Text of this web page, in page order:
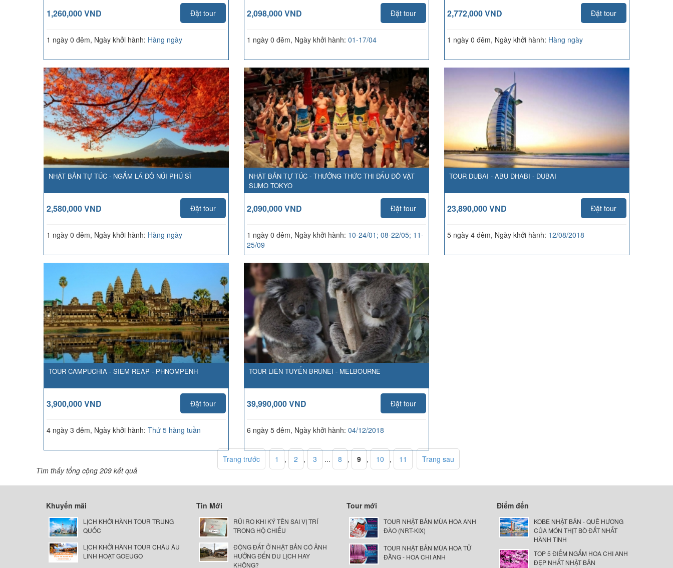
1,260,000 VND Đặt tour
1 ngày 0 đêm, Ngày khởi hành: Hàng ngày
2,098,000 VND Đặt tour
1 ngày 0 đêm, Ngày khởi hành: 01-17/04
2,772,000 VND Đặt tour
1 ngày 0 đêm, Ngày khởi hành: Hàng ngày
NHẬT BẢN TỰ TÚC - NGẮM LÁ ĐỎ NÚI PHÚ SĨ
2,580,000 VND Đặt tour
1 ngày 0 đêm, Ngày khởi hành: Hàng ngày
NHẬT BẢN TỰ TÚC - THƯỞNG THỨC THI ĐẤU ĐÔ VẬT
SUMO TOKYO
2,090,000 VND Đặt tour
1 ngày 0 đêm, Ngày khởi hành: 10-24/01; 08-22/05; 11-
25/09
TOUR DUBAI - ABU DHABI - DUBAI
23,890,000 VND Đặt tour
5 ngày 4 đêm, Ngày khởi hành: 12/08/2018
TOUR CAMPUCHIA - SIEM REAP - PHNOMPENH
3,900,000 VND Đặt tour
4 ngày 3 đêm, Ngày khởi hành: Thứ 5 hàng tuần
TOUR LIÊN TUYẾN BRUNEI - MELBOURNE
39,990,000 VND Đặt tour
6 ngày 5 đêm, Ngày khởi hành: 04/12/2018
Trang trước 1 , 2 , 3 ... 8 , 9 , 10 , 11
Trang sau
Tìm thấy tổng cộng 209 kết quả
Khuyến mãi
LỊCH KHỞI HÀNH TOUR TRUNG
QUỐC
LỊCH KHỞI HÀNH TOUR CHÂU ÂU
LINH HOẠT GOEUGO
Tin Mới
RỦI RO KHI KÝ TÊN SAI VỊ TRÍ
TRONG HỘ CHIẾU
ĐỘNG ĐẤT Ở NHẬT BẢN CÓ ẢNH
HƯỞNG ĐẾN DU LỊCH HAY
KHÔNG?
Tour mới
TOUR NHẬT BẢN MÙA HOA ANH
ĐÀO (NRT-KIX)
TOUR NHẬT BẢN MÙA HOA TỬ
ĐẰNG - HOA CHI ANH
Điểm đến
KOBE NHẬT BẢN - QUÊ HƯƠNG
CỦA MÓN THỊT BÒ ĐẮT NHẤT
HÀNH TINH
TOP 5 ĐIỂM NGẮM HOA CHI ANH
ĐẸP NHẤT NHẬT BẢN